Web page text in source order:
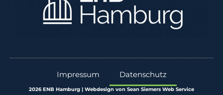
Impressum Datenschutz
2026 ENB Hamburg | Webdesign von Sean Siemers Web Service